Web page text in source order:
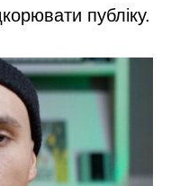
публіку.